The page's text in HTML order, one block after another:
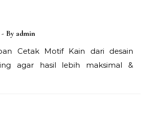
- By admin
agar hasil lebih maksimal &